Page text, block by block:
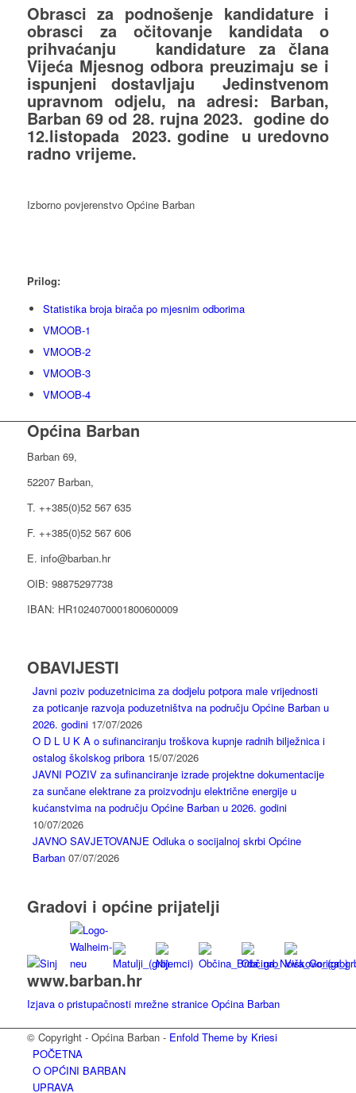
Obrasci za podnošenje kandidature i
obrasci za očitovanje kandidata o
prihvaćanju kandidature za člana
Vijeća Mjesnog odbora preuzimaju se i
ispunjeni dostavljaju Jedinstvenom
upravnom odjelu, na adresi: Barban,
Barban 69 od 28. rujna 2023. godine do
12.listopada 2023. godine u uredovno
radno vrijeme.
Izborno povjerenstvo Općine Barban
Prilog:
Statistika broja birača po mjesnim odborima
VMOOB-1
VMOOB-2
VMOOB-3
VMOOB-4
Općina Barban
Barban 69,
52207 Barban,
T. ++385(0)52 567 635
F. ++385(0)52 567 606
E. info@barban.hr
OIB: 98875297738
IBAN: HR1024070001800600009
OBAVIJESTI
Javni poziv poduzetnicima za dodjelu potpora male vrijednosti
za poticanje razvoja poduzetništva na području Općine Barban u
2026. godini 17/07/2026
O D L U K A o sufinanciranju troškova kupnje radnih bilježnica i
ostalog školskog pribora 15/07/2026
JAVNI POZIV za sufinanciranje izrade projektne dokumentacije
za sunčane elektrane za proizvodnju električne energije u
kućanstvima na području Općine Barban u 2026. godini
10/07/2026
JAVNO SAVJETOVANJE Odluka o socijalnoj skrbi Općine
Barban 07/07/2026
Gradovi i općine prijatelji
www.barban.hr
Izjava o pristupačnosti mrežne stranice Općina Barban
© Copyright - Općina Barban - Enfold Theme by Kriesi
POČETNA
O OPĆINI BARBAN
UPRAVA